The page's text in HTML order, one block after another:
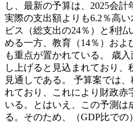
し、最新の予算は、2025会
実際の支出額よりも6.2％高
ビス（総支出の24％）と利
める一方、教育（14％）およ
も重点が置かれている。 歳
し上げると見込まれており、
見通しである。 予算案では
れており、これにより財政赤
いる。とはいえ、この予測
る。そのため、（GDP比で